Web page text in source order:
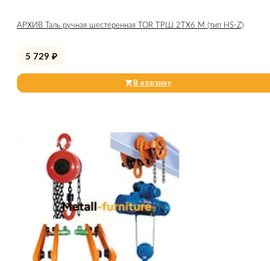
АРХИВ Таль ручная шестеренная TOR ТРШ 2ТХ6 М (тип HS-Z)
5 729 ₽
В корзину